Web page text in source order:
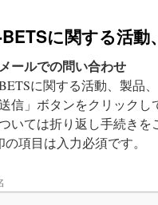
に関する活動
ールでの問い合わせ
に関する活動、製品
送信」ボタンをクリック
いては折り返し手続きを
の項目は入力必須です。